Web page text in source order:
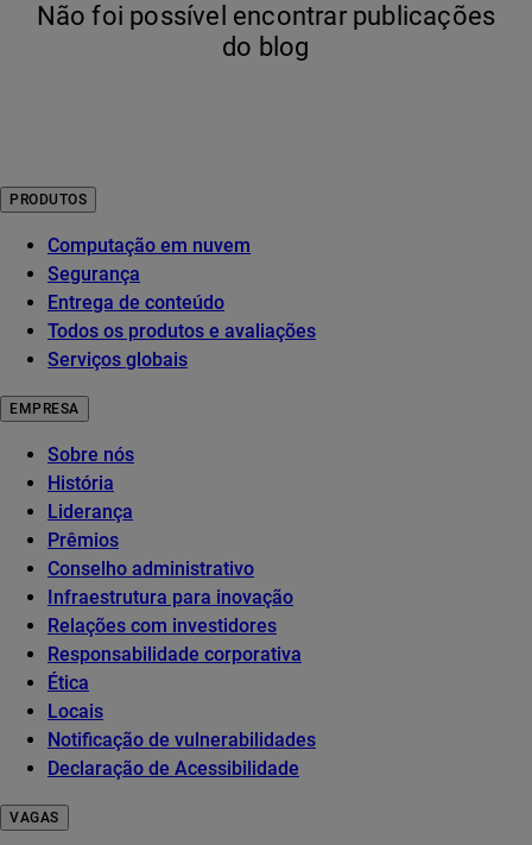
Não foi possível encontrar publicações
do blog
PRODUTOS
Computação em nuvem
Segurança
Entrega de conteúdo
Todos os produtos e avaliações
Serviços globais
EMPRESA
Sobre nós
História
Liderança
Prêmios
Conselho administrativo
Infraestrutura para inovação
Relações com investidores
Responsabilidade corporativa
Ética
Locais
Notificação de vulnerabilidades
Declaração de Acessibilidade
VAGAS